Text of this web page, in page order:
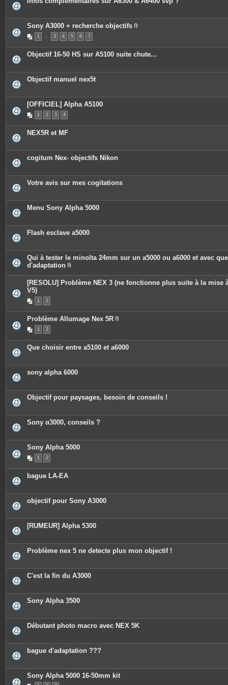
Sony A3000 + recherche objectifs
c
e
o
e
1 … 3 4 5 6 7
Objectif 16-50 HS sur A5100 suite chute...
Objectif manuel nex5t
[OFFICIEL] Alpha A5100
1 2 3 4
NEX5R et MF
cogitum Nex- objectifs Nikon
Votre avis sur mes cogitations
Menu Sony Alpha 5000
Flash esclave a5000
Qui à tester le minolta 24mm sur un a5000 ou a6000 et avec
d'adaptation
i
è
o
i
[RESOLU] Problème NEX 3 (ne fonctionne plus suite à la mise
V5)
1 2
Problème Allumage Nex 5R
c
e
o
e
s
1 2
Que choisir entre a5100 et a6000
sony alpha 6000
Objectif pour paysages, besoin de conseils !
Sony α3000, conseils ?
Sony Alpha 5000
1 2
bague LA-EA
objectif pour Sony A3000
[RUMEUR] Alpha 5300
Problème nex 5 ne detecte plus mon objectif !
C'est la fin du A3000
Sony Alpha 3500
Débutant photo macro avec NEX 5K
bague d'adaptation ???
Sony Alpha 5000 16-50mm kit